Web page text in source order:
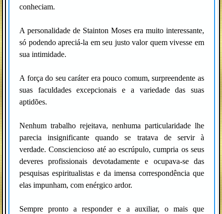
conheciam.
A personalidade de Stainton Moses era muito interessante,
só podendo apreciá-la em seu justo valor quem vivesse em
sua intimidade.
A força do seu caráter era pouco comum, surpreendente as
suas faculdades excepcionais e a variedade das suas
aptidões.
Nenhum trabalho rejeitava, nenhuma particularidade lhe
parecia insignificante quando se tratava de servir à
verdade. Consciencioso até ao escrúpulo, cumpria os seus
deveres profissionais devotadamente e ocupava-se das
pesquisas espiritualistas e da imensa correspondência que
elas impunham, com enérgico ardor.
Sempre pronto a responder e a auxiliar, o mais que